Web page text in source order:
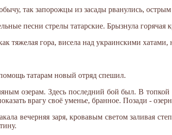
так запорожцы из засады рванулись,
песни стрелы татарские. Брызнула горячая
тяжелая гора, висела над украинскими хатами,
татарам новый отряд спешил.
озерам. Здесь последний бой был. В топкой
врагу своё уменье, бранное. Позади -
вечерняя заря, кровавым светом заливая